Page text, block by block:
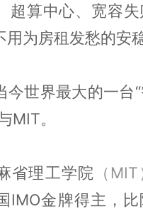
超算中心、宽容
为房租发愁的安
今世界最大的一台
。
省理工学院 （MIT
IMO金牌得主，比